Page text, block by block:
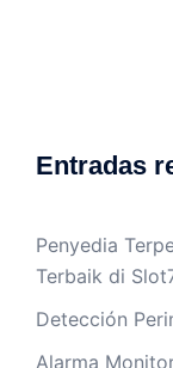
Entradas
Penyedia
Terbaik di
Detección
Alarma